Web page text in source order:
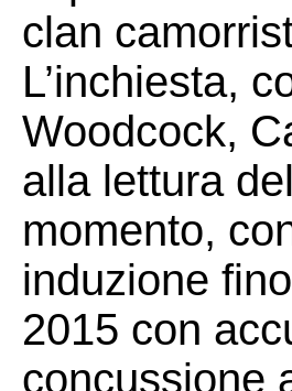
clan
L’inchiesta,
Woodcock,
alla lettura
momento,
induzione
2015 con
concussione